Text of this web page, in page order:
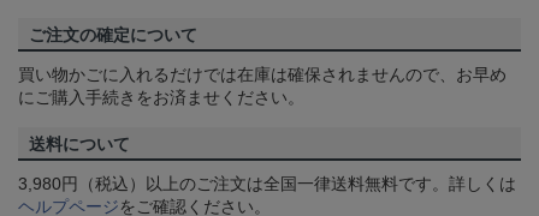
ご注文の確定について
買い物かごに入れるだけでは在庫は確保されませんので、お早め
にご購入手続きをお済ませください。
送料について
3,980円（税込）以上のご注文は全国一律送料無料です。詳しくは
ヘルプページをご確認ください。